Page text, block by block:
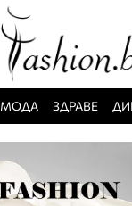
МОДА ЗДРАВЕ